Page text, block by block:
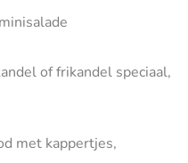
of frikandel speciaal,
met kappertjes,